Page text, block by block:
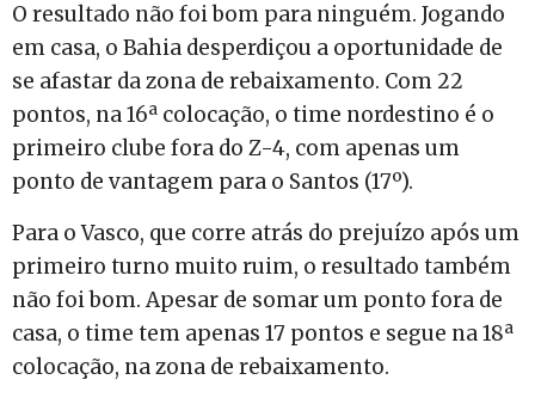
O resultado não foi bom para ninguém. Jogando
em casa, o Bahia desperdiçou a oportunidade de
se afastar da zona de rebaixamento. Com 22
pontos, na 16ª colocação, o time nordestino é o
primeiro clube fora do Z-4, com apenas um
ponto de vantagem para o Santos (17º).
Para o Vasco, que corre atrás do prejuízo após um
primeiro turno muito ruim, o resultado também
não foi bom. Apesar de somar um ponto fora de
casa, o time tem apenas 17 pontos e segue na 18ª
colocação, na zona de rebaixamento.